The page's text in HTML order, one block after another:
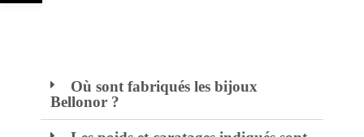
Où sont fabriqués les bijoux
Bellonor ?